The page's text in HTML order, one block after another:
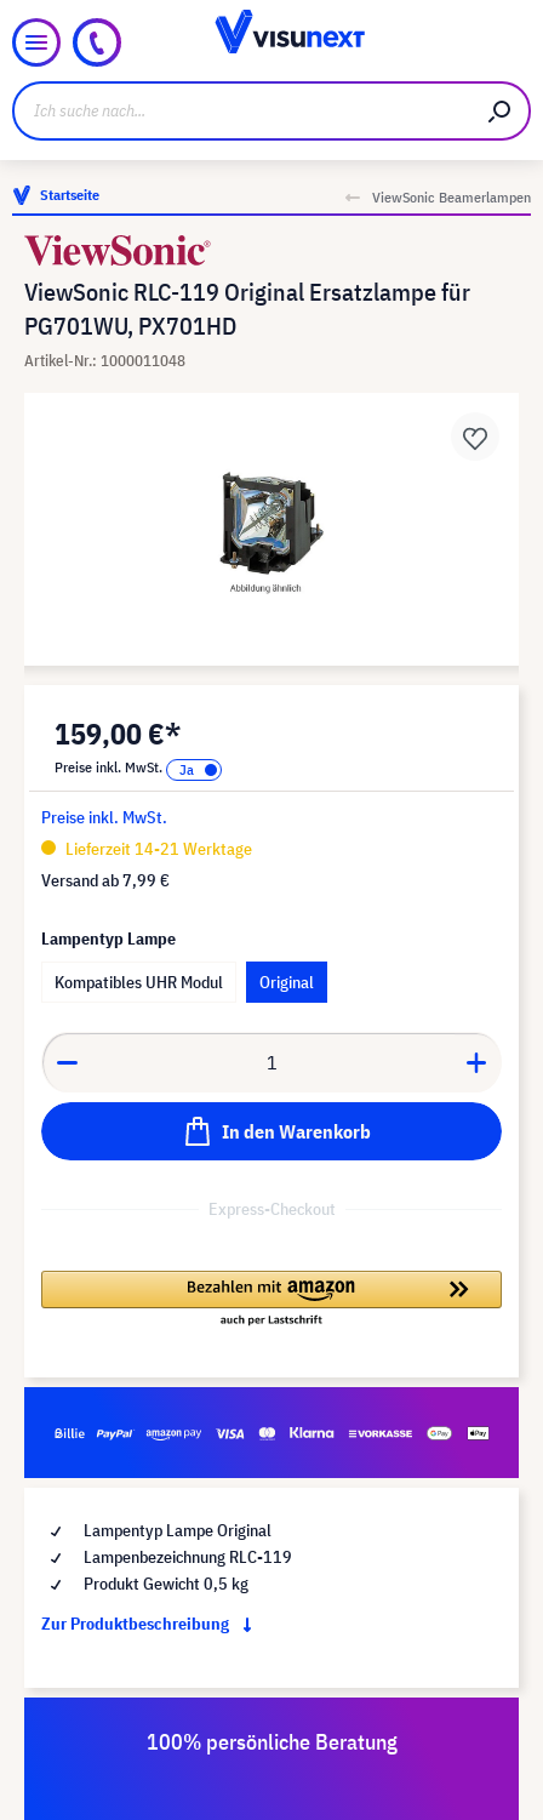
Startseite ViewSonic Beamerlampen
ViewSonic RLC-119 Original Ersatzlampe für
PG701WU, PX701HD
Artikel-Nr.: 1000011048
159,00 €*
Preise inkl. MwSt.
Preise inkl. MwSt.
Lieferzeit 14-21 Werktage
Versand ab7,99 €
Lampentyp Lampe
Kompatibles UHR Modul
Original
In den Warenkorb
Express-Checkout
Lampentyp Lampe Original
Lampenbezeichnung RLC-119
Produkt Gewicht 0,5 kg
Zur Produktbeschreibung
100% persönliche Beratung